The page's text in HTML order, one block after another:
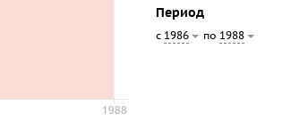
Период
с 1986 по 1988